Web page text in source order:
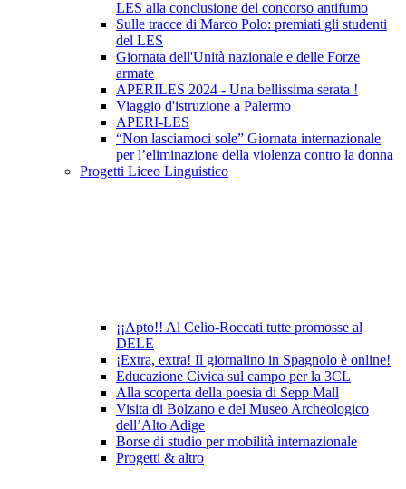
LES alla conclusione del concorso antifumo
Sulle tracce di Marco Polo: premiati gli studenti
del LES
Giornata dell'Unità nazionale e delle Forze
armate
APERILES 2024 - Una bellissima serata !
Viaggio d'istruzione a Palermo
APERI-LES
“Non lasciamoci sole” Giornata internazionale
per l’eliminazione della violenza contro la donna
Progetti Liceo Linguistico
¡¡Apto!! Al Celio-Roccati tutte promosse al
DELE
¡Extra, extra! Il giornalino in Spagnolo è online!
Educazione Civica sul campo per la 3CL
Alla scoperta della poesia di Sepp Mall
Visita di Bolzano e del Museo Archeologico
dell’Alto Adige
Borse di studio per mobilità internazionale
Progetti & altro